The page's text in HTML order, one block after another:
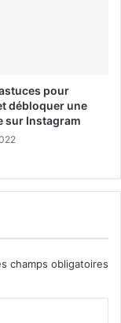
pour
débloquer une
sur Instagram
champs obligatoires